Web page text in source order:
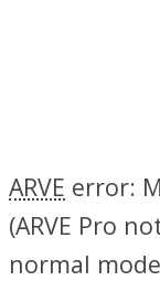
ARVE error:
(ARVE Pro
normal mode